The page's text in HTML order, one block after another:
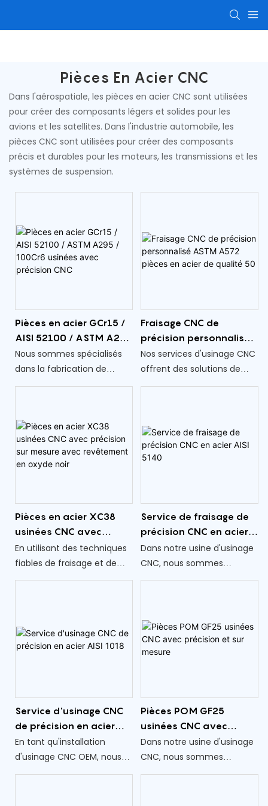
Pièces En Acier CNC
Dans l'aérospatiale, les pièces en acier CNC sont utilisées
pour créer des composants légers et solides pour les
avions et les satellites. Dans l'industrie automobile, les
pièces CNC sont utilisées pour créer des composants
précis et durables pour les moteurs, les transmissions et les
systèmes de suspension.
Pièces en acier GCr15 /
AISI 52100 / ASTM A295
/ 100Cr6 usinées avec
précision CNC
Nous sommes spécialisés
dans la fabrication de
pièces usinées sur mesure,
l'AISI 52100. En mettant
l'accent sur la précision et
la polyvalence, notre
garantir une qualité et une
cohérence exceptionnelles
dans chaque composant
que nous produisons.
Fraisage CNC de
précision personnalisé
ASTM A572 pièces en
acier de qualité 50
Nos services d'usinage CNC
offrent des solutions de
fraisage de précision
Grade 50, répondant à
diverses applications
industrielles.
Pièces en acier XC38
usinées CNC avec
précision sur mesure
avec revêtement en
En utilisant des techniques
fiables de fraisage et de
tournage CNC, nous
est de fournir des solutions
personnalisées de haute
Service de fraisage de
précision CNC en acier
AISI 5140
Dans notre usine d'usinage
CNC, nous sommes
capables de fournir des
pour les composants en
acier AISI 5140.
Service d'usinage CNC
de précision en acier
AISI 1018
En tant qu'installation
d'usinage CNC OEM, nous
nous spécialisons dans la
Pièces POM GF25
usinées CNC avec
précision et sur mesure
Dans notre usine d'usinage
CNC, nous sommes
spécialisés dans la